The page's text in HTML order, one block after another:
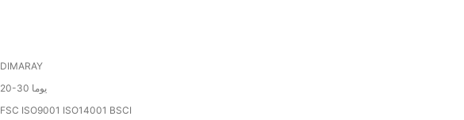
DIMARAY
20-30 يوما
FSC ISO9001 ISO14001 BSCI